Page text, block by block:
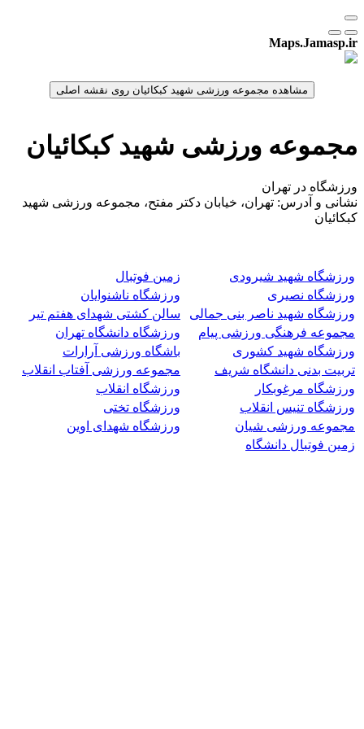
Maps.Jamasp.ir
مجموعه ورزشی شهید کبکائیان
ورزشگاه در تهران
نشانی و آدرس: تهران، خیابان دکتر مفتح، مجموعه ورزشی شهید
کبکائیان
ورزشگاه شهید شیرودی
زمین فوتبال
ورزشگاه نصیری
ورزشگاه ناشنوایان
ورزشگاه شهید ناصر بنی جمالی
سالن کشتی شهدای هفتم تیر
مجموعه فرهنگی ورزشی پیام
ورزشگاه دانشگاه تهران
ورزشگاه شهید کشوری
باشگاه ورزشی آرارات
تربیت بدنی دانشگاه شریف
مجموعه ورزشی آفتاب انقلاب
ورزشگاه مرغوبکار
ورزشگاه انقلاب
ورزشگاه تنیس انقلاب
ورزشگاه تختی
مجموعه ورزشی شیان
ورزشگاه شهدای اوین
زمین فوتبال دانشگاه